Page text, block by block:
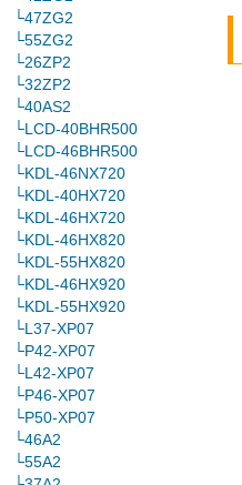
└47ZG2
└55ZG2
└26ZP2
└32ZP2
└40AS2
└LCD-40BHR500
└LCD-46BHR500
└KDL-46NX720
└KDL-40HX720
└KDL-46HX720
└KDL-46HX820
└KDL-55HX820
└KDL-46HX920
└KDL-55HX920
└L37-XP07
└P42-XP07
└L42-XP07
└P46-XP07
└P50-XP07
└46A2
└55A2